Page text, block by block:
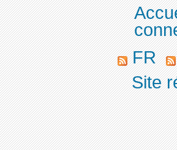
FR
Site